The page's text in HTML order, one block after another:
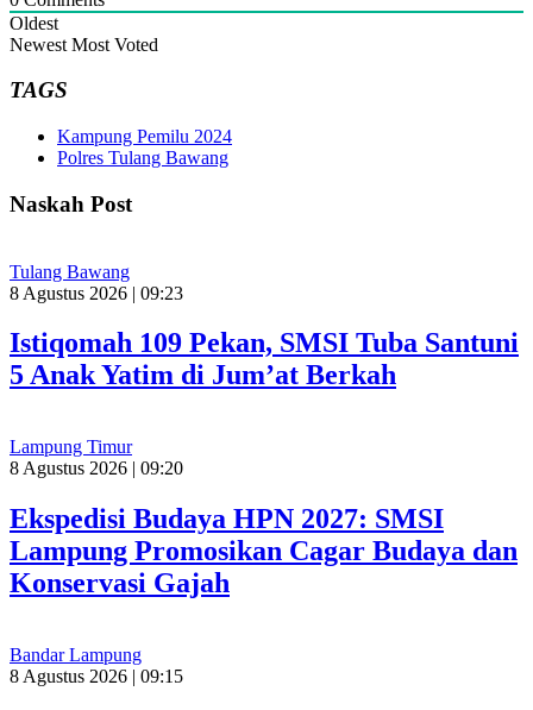
Oldest
Newest Most Voted
TAGS
Kampung Pemilu 2024
Polres Tulang Bawang
Naskah Post
Tulang Bawang
8 Agustus 2026 | 09:23
Istiqomah 109 Pekan, SMSI Tuba Santuni
5 Anak Yatim di Jum’at Berkah
Lampung Timur
8 Agustus 2026 | 09:20
Ekspedisi Budaya HPN 2027: SMSI
Lampung Promosikan Cagar Budaya dan
Konservasi Gajah
Bandar Lampung
8 Agustus 2026 | 09:15